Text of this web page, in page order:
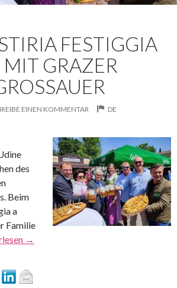
FESTIGGIA
GRAZER
EINEN KOMMENTAR DE
des
Beim
a
Familie
→